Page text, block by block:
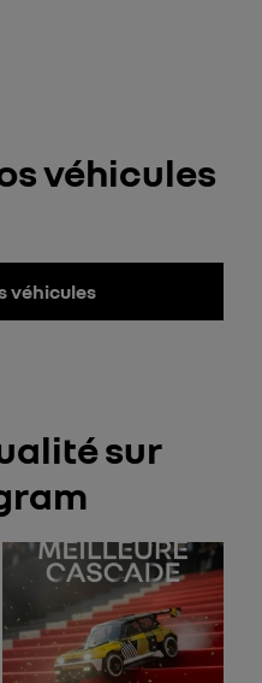
véhicules
véhicules
sur